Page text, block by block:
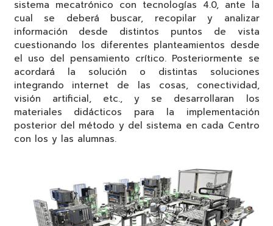
sistema mecatrónico con tecnologías 4.0, ante la
cual se deberá buscar, recopilar y analizar
información desde distintos puntos de vista
cuestionando los diferentes planteamientos desde
el uso del pensamiento crítico. Posteriormente se
acordará la solución o distintas soluciones
integrando internet de las cosas, conectividad,
visión artificial, etc., y se desarrollaran los
materiales didácticos para la implementación
posterior del método y del sistema en cada Centro
con los y las alumnas.